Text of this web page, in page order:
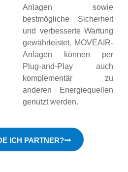
Anlagen sowie
bestmögliche Sicherheit
und verbesserte Wartung
gewährleistet. MOVEAIR-
Anlagen können per
Plug-and-Play auch
komplementär zu
anderen Energiequellen
genutzt werden.
ICH PARTNER?